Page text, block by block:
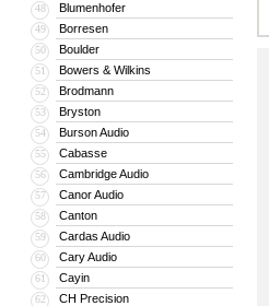
48 Blumenhofer
49 Borresen
50 Boulder
51 Bowers & Wilkins
52 Brodmann
53 Bryston
54 Burson Audio
55 Cabasse
56 Cambridge Audio
57 Canor Audio
58 Canton
59 Cardas Audio
60 Cary Audio
61 Cayin
62 CH Precision